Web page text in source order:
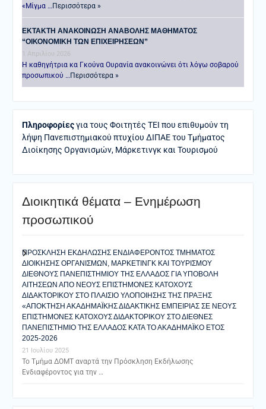
«Μίγμα …Περισσότερα »
ΕΚΤΑΚΤΗ ΑΝΑΚΟΙΝΩΣΗ ΑΝΑΒΟΛΗΣ ΜΑΘΗΜΑΤΟΣ
“ΟΙΚΟΝΟΜΙΚΗ ΤΩΝ ΕΠΙΧΕΙΡΗΣΕΩΝ”
1 Απριλίου 2026
Η καθηγήτρια κα Γκούνα Ουρανία ανακοινώνει ότι λόγω σοβαρού
προσωπικού …Περισσότερα »
Πληροφορίεςγια τους Φοιτητές ΤΕΙ που επιθυμούν τη
λήψη Πανεπιστημιακού πτυχίου ΔΙΠΑΕ του Τμήματος
Διοίκησης Οργανισμών, Μάρκετινγκ και Τουρισμού
Διοικητικά θέματα – Ενημέρωση
προσωπικού
ΠΡΟΣΚΛΗΣΗ ΕΚΔΗΛΩΣΗΣ ΕΝΔΙΑΦΕΡΟΝΤΟΣ ΤΜΗΜΑΤΟΣ
ΔΙΟΙΚΗΣΗΣ ΟΡΓΑΝΙΣΜΩΝ, ΜΑΡΚΕΤΙΝΓΚ ΚΑΙ ΤΟΥΡΙΣΜΟΥ
ΔΙΕΘΝΟΥΣ ΠΑΝΕΠΙΣΤΗΜΙΟΥ ΤΗΣ ΕΛΛΑΔΟΣ ΓΙΑ ΥΠΟΒΟΛΗ
ΑΙΤΗΣΕΩΝ ΑΠΟ ΝΕΟΥΣ ΕΠΙΣΤΗΜΟΝΕΣ ΚΑΤΟΧΟΥΣ
ΔΙΔΑΚΤΟΡΙΚΟΥ ΣΤΟ ΠΛΑΙΣΙΟ ΥΛΟΠΟΙΗΣΗΣ ΤΗΣ ΠΡΑΞΗΣ
«ΑΠΟΚΤΗΣΗ ΑΚΑΔΗΜΑΪΚΗΣ ΔΙΔΑΚΤΙΚΗΣ ΕΜΠΕΙΡΙΑΣ ΣΕ ΝΕΟΥΣ
ΕΠΙΣΤΗΜΟΝΕΣ ΚΑΤΟΧΟΥΣ ΔΙΔΑΚΤΟΡΙΚΟΥ ΣΤΟ ΔΙΕΘΝΕΣ
ΠΑΝΕΠΙΣΤΗΜΙΟ ΤΗΣ ΕΛΛΑΔΟΣ ΚΑΤΑ ΤΟ ΑΚΑΔΗΜΑΪΚΟ ΕΤΟΣ
2025-2026
21 Ιουλίου 2025
Το Τμήμα ΔΟΜΤ αναρτά την Πρόσκληση Εκδήλωσης
Ενδιαφέροντος για την …